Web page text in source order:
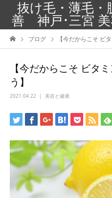
抜け毛・薄毛・
善 神戸･三宮
ブログ 【今だからこそ ビ
【今だからこそ ビタ
う】
2021.04.22 美容と健康